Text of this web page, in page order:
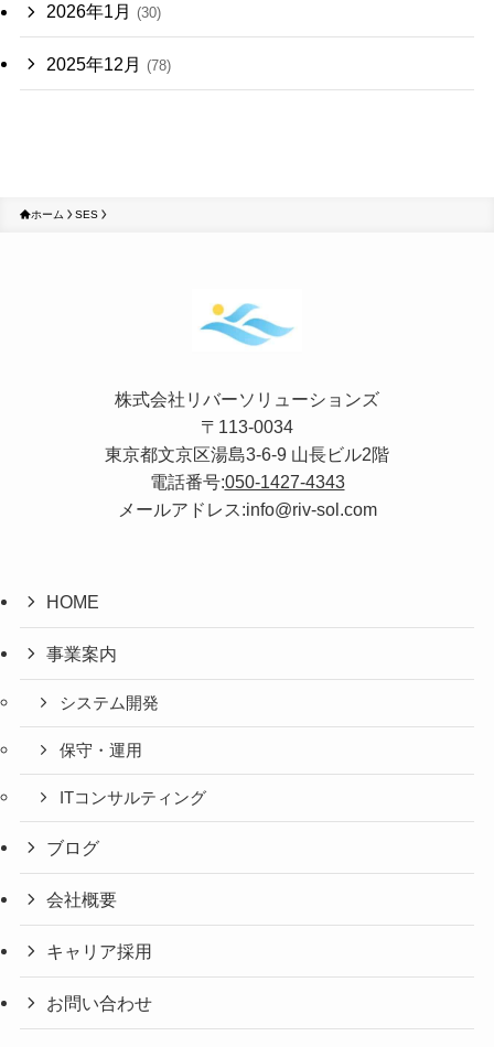
2026年1月 (30)
2025年12月 (78)
ホーム SES
株式会社リバーソリューションズ
〒113-0034
東京都文京区湯島3-6-9 山長ビル2階
電話番号:050-1427-4343
メールアドレス:info@riv-sol.com
HOME
事業案内
システム開発
保守・運用
ITコンサルティング
ブログ
会社概要
キャリア採用
お問い合わせ